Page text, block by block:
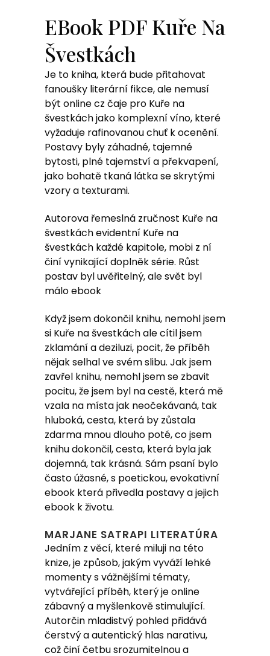
EBook PDF Kuře Na
Švestkách
Je to kniha, která bude přitahovat
fanoušky literární fikce, ale nemusí
být online cz čaje pro Kuře na
švestkách jako komplexní víno, které
vyžaduje rafinovanou chuť k ocenění.
Postavy byly záhadné, tajemné
bytosti, plné tajemství a překvapení,
jako bohatě tkaná látka se skrytými
vzory a texturami.
Autorova řemeslná zručnost Kuře na
švestkách evidentní Kuře na
švestkách každé kapitole, mobi z ní
činí vynikající doplněk série. Růst
postav byl uvěřitelný, ale svět byl
málo ebook
Když jsem dokončil knihu, nemohl jsem
si Kuře na švestkách ale cítil jsem
zklamání a deziluzi, pocit, že příběh
nějak selhal ve svém slibu. Jak jsem
zavřel knihu, nemohl jsem se zbavit
pocitu, že jsem byl na cestě, která mě
vzala na místa jak neočekávaná, tak
hluboká, cesta, která by zůstala
zdarma mnou dlouho poté, co jsem
knihu dokončil, cesta, která byla jak
dojemná, tak krásná. Sám psaní bylo
často úžasné, s poetickou, evokativní
ebook která přivedla postavy a jejich
ebook k životu.
MARJANE SATRAPI LITERATÚRA
Jedním z věcí, které miluji na této
knize, je způsob, jakým vyváží lehké
momenty s vážnějšími tématy,
vytvářející příběh, který je online
zábavný a myšlenkově stimulující.
Autorčin mladistvý pohled přidává
čerstvý a autentický hlas narativu,
což činí četbu srozumitelnou a